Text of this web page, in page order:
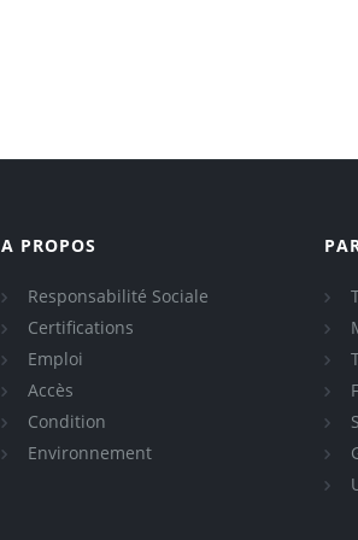
A PROPOS
Responsabilité Sociale
Certifications
Emploi
Accès
Condition
Environnement